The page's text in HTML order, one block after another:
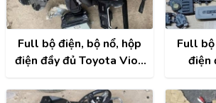
Full bộ điện, bộ nổ, hộp
điện đầy đủ Toyota Vios
Full
điện